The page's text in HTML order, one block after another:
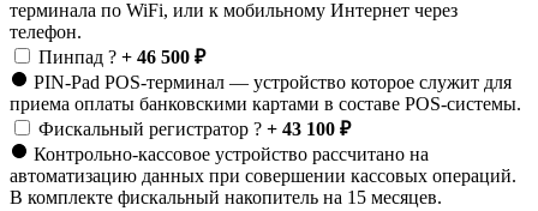
терминала по WiFi, или к мобильному Интернет через
телефон.
Пинпад ? + 46 500 ₽
PIN-Pad POS-терминал — устройство которое служит для
приема оплаты банковскими картами в составе POS-системы.
Фискальный регистратор ? + 43 100 ₽
Контрольно-кассовое устройство рассчитано на
автоматизацию данных при совершении кассовых операций.
В комплекте фискальный накопитель на 15 месяцев.